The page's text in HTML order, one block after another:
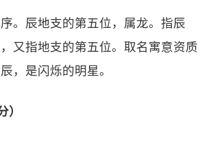
。辰地支的第五位，属龙。指辰
又指地支的第五位。取名寓意资质
，是闪烁的明星。
）